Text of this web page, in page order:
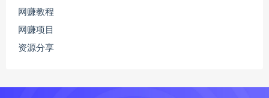
网赚教程
网赚项目
资源分享